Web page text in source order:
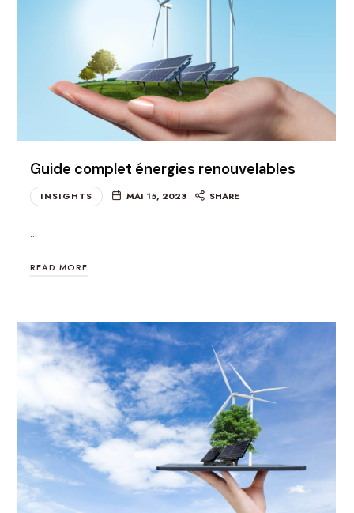
Guide complet énergies renouvelables
INSIGHTS MAI 15, 2023 SHARE
…
READ MORE